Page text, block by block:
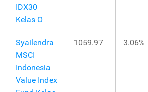
IDX30
Kelas O
Syailendra
MSCI
Indonesia
Value Index
1059.97 3.06%